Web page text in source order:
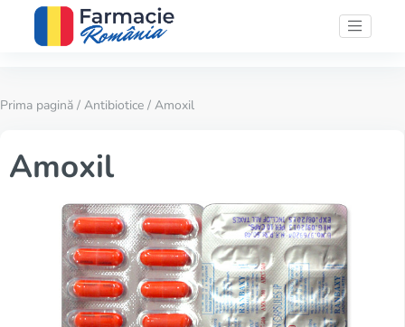
Prima pagină / Antibiotice / Amoxil
Amoxil